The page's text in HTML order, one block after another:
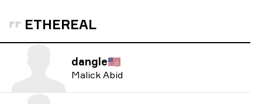
ETHEREAL
dangle🇺🇸
Malick Abid